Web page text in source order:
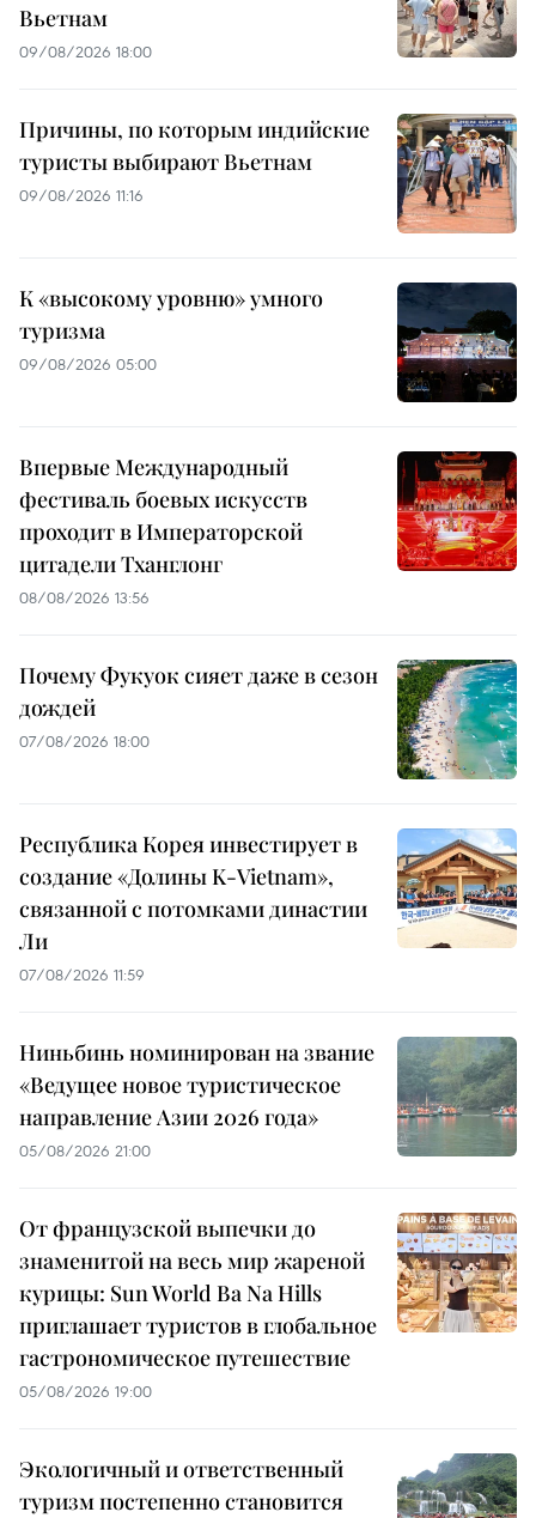
Вьетнам
09/08/2026 18:00
Причины, по которым индийские
туристы выбирают Вьетнам
09/08/2026 11:16
К «высокому уровню» умного
туризма
09/08/2026 05:00
Впервые Международный
фестиваль боевых искусств
проходит в Императорской
цитадели Тханглонг
08/08/2026 13:56
Почему Фукуок сияет даже в сезон
дождей
07/08/2026 18:00
Республика Корея инвестирует в
создание «Долины K-Vietnam»,
связанной с потомками династии
Ли
07/08/2026 11:59
Ниньбинь номинирован на звание
«Ведущее новое туристическое
направление Азии 2026 года»
05/08/2026 21:00
От французской выпечки до
знаменитой на весь мир жареной
курицы: Sun World Ba Na Hills
приглашает туристов в глобальное
гастрономическое путешествие
05/08/2026 19:00
Экологичный и ответственный
туризм постепенно становится